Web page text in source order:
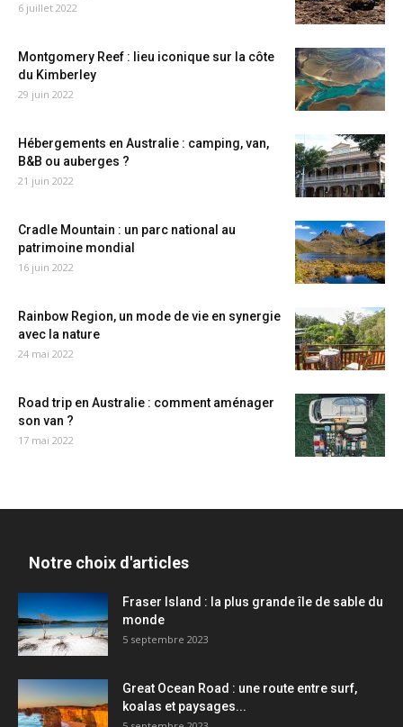
6 juillet 2022
Montgomery Reef : lieu iconique sur la côte
du Kimberley
29 juin 2022
Hébergements en Australie : camping, van,
B&B ou auberges ?
21 juin 2022
Cradle Mountain : un parc national au
patrimoine mondial
16 juin 2022
Rainbow Region, un mode de vie en synergie
avec la nature
24 mai 2022
Road trip en Australie : comment aménager
son van ?
17 mai 2022
Notre choix d'articles
Fraser Island : la plus grande île de sable du
monde
5 septembre 2023
Great Ocean Road : une route entre surf,
koalas et paysages...